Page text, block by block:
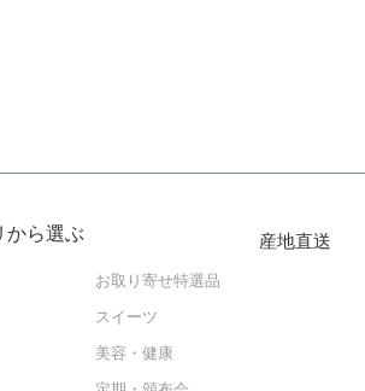
から選ぶ
お取り寄せ特選品
スイーツ
美容・健康
産地直送